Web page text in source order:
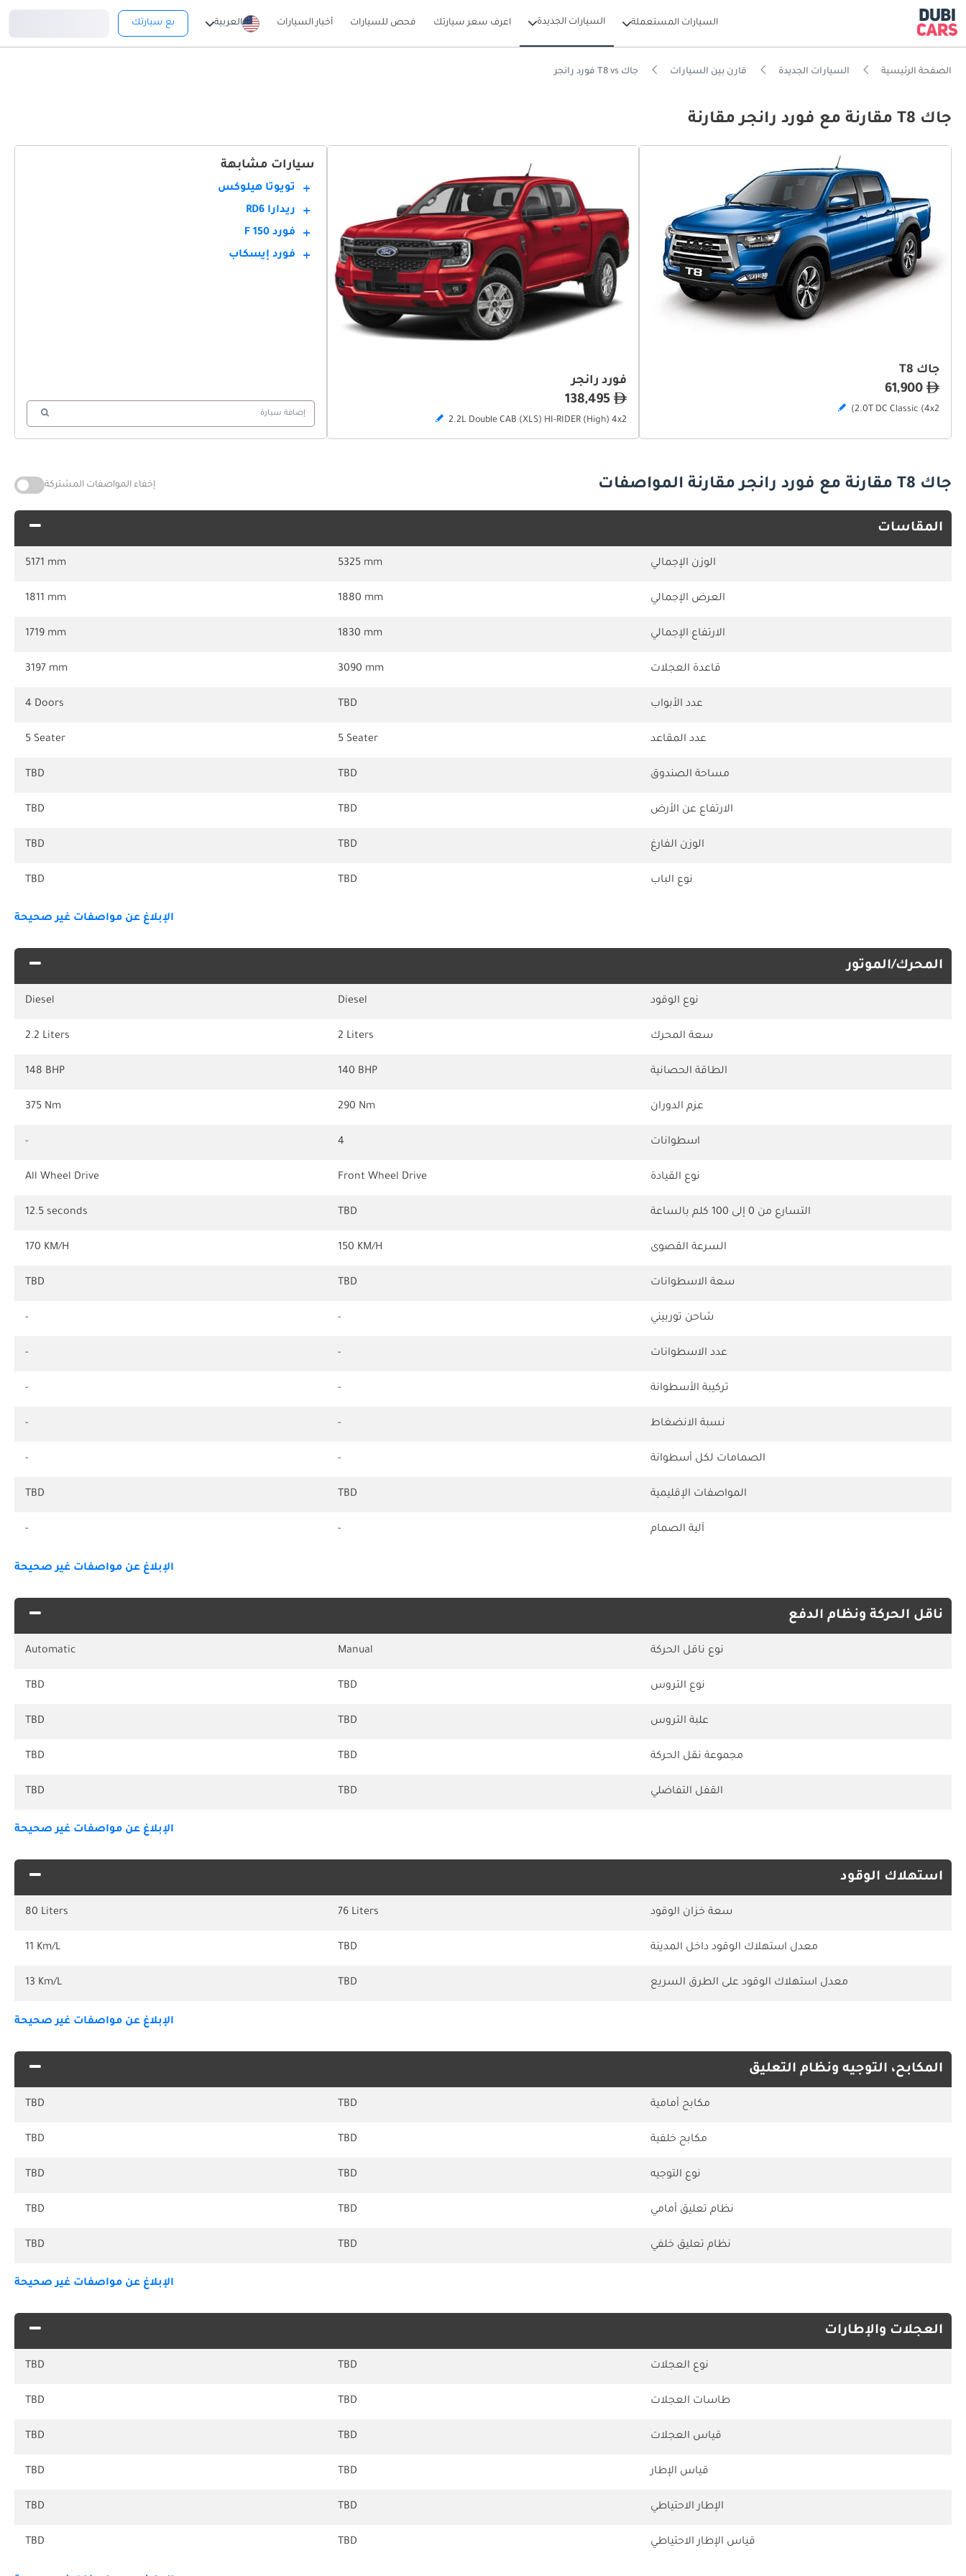
السيارات المستعملة السيارات الجديدة اعرف سعر سيارتك فحص للسيارات أخبار السيارات العربية بع سيارتك
الصفحة الرئيسية السيارات الجديدة قارن بين السيارات جاك T8 vs فورد رانجر
جاك T8 مقارنة مع فورد رانجر مقارنة
جاك T8
2.0T DC Classic (4x2)
فورد رانجر
138,495
2.2L Double CAB (XLS) HI-RIDER (High) 4x2
سيارات مشابهة
تويوتا هيلوكس
ريدارا RD6
فورد F 150
فورد إيسكاب
إضافة سيارة
جاك T8 مقارنة مع فورد رانجر مقارنة المواصفات إخفاء المواصفات المشتركة
المقاسات
الوزن الإجمالي 5325 mm
5171 mm
العرض الإجمالي 1880 mm
1811 mm
الارتفاع الإجمالي 1830 mm
1719 mm
قاعدة العجلات 3090 mm
3197 mm
عدد الأبواب TBD
4 Doors
عدد المقاعد 5 Seater
5 Seater
مساحة الصندوق TBD
TBD
الارتفاع عن الأرض TBD
TBD
الوزن الفارغ TBD
TBD
نوع الباب TBD
TBD
الإبلاغ عن مواصفات غير صحيحة
المحرك/الموتور
نوع الوقود Diesel
Diesel
سعة المحرك 2 Liters
2.2 Liters
الطاقة الحصانية 140 BHP
148 BHP
عزم الدوران 290 Nm
375 Nm
اسطوانات 4
-
نوع القيادة Front Wheel Drive
All Wheel Drive
التسارع من 0 إلى 100 كلم بالساعة TBD
12.5 seconds
السرعة القصوى 150 KM/H
170 KM/H
سعة الاسطوانات TBD
TBD
شاحن توربيني -
-
عدد الاسطوانات -
-
تركيبة الأسطوانة -
-
نسبة الانضغاط -
-
الصمامات لكل أسطوانة -
-
المواصفات الإقليمية TBD
TBD
آلية الصمام -
-
الإبلاغ عن مواصفات غير صحيحة
ناقل الحركة ونظام الدفع
نوع ناقل الحركة Manual
Automatic
نوع التروس TBD
TBD
علبة التروس TBD
TBD
مجموعة نقل الحركة TBD
TBD
القفل التفاضلي TBD
TBD
الإبلاغ عن مواصفات غير صحيحة
استهلاك الوقود
سعة خزان الوقود 76 Liters
80 Liters
معدل استهلاك الوقود داخل المدينة TBD
11 Km/L
معدل استهلاك الوقود على الطرق السريع TBD
13 Km/L
الإبلاغ عن مواصفات غير صحيحة
المكابح، التوجيه ونظام التعليق
مكابح أمامية TBD
TBD
مكابح خلفية TBD
TBD
نوع التوجيه TBD
TBD
نظام تعليق أمامي TBD
TBD
نظام تعليق خلفي TBD
TBD
الإبلاغ عن مواصفات غير صحيحة
العجلات والإطارات
نوع العجلات TBD
TBD
طاسات العجلات TBD
TBD
قياس العجلات TBD
TBD
قياس الإطار TBD
TBD
الإطار الاحتياطي TBD
TBD
قياس الإطار الاحتياطي TBD
TBD